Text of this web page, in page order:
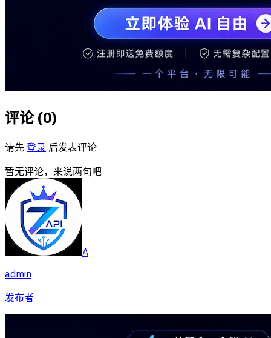
评论 (0)
请先 登录 后发表评论
暂无评论，来说两句吧
A
admin
发布者